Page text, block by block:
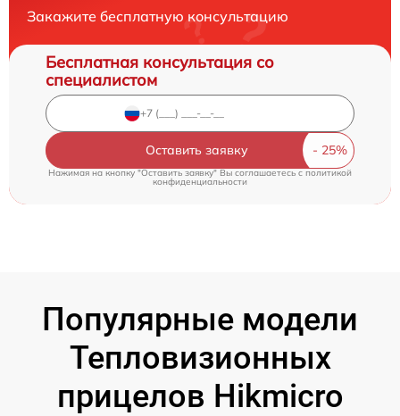
Закажите бесплатную консультацию
Бесплатная консультация со
специалистом
Оставить заявку
Нажимая на кнопку "Оставить заявку" Вы соглашаетесь cполитикой
конфиденциальности
Популярные модели
Тепловизионных
прицелов Hikmicro